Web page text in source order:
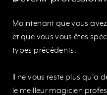
Maintenant que vous
et que vous vous êtes
types précédents.
Il ne vous reste plus qu’a
le meilleur magicien